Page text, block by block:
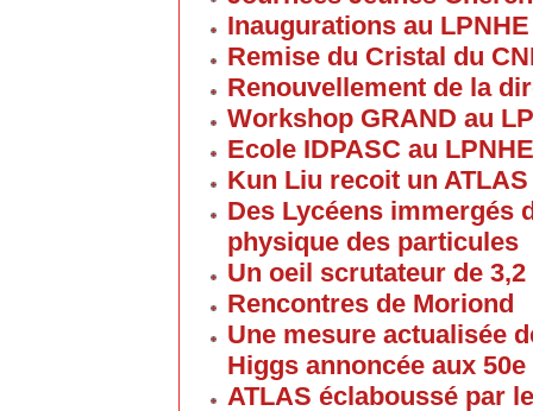
Inaugurations au LPNHE
Remise du Cristal du
Renouvellement de la
Workshop GRAND au
Ecole IDPASC au LPNHE
Kun Liu recoit un
Des Lycéens immergés
physique des particules
Un oeil scrutateur de
Rencontres de Moriond
Une mesure actualisée
Higgs annoncée aux
ATLAS éclaboussé par